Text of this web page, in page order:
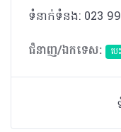
ទំនាក់ទំនង: 023
ជំនាញ/ឯកទេស:
ប